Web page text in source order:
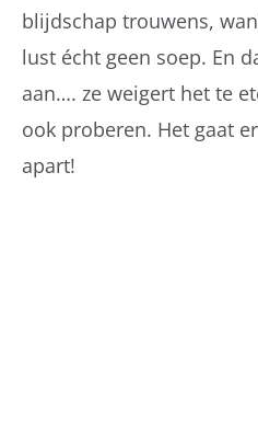
blijdschap trouwens,
lust écht geen soep. En
aan…. ze weigert het te
ook proberen. Het gaat
apart!